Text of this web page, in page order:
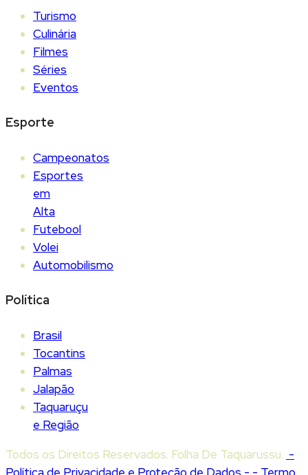
Turismo
Culinária
Filmes
Séries
Eventos
Esporte
Campeonatos
Esportes
em
Alta
Futebool
Volei
Automobilismo
Política
Brasil
Tocantins
Palmas
Jalapão
Taquaruçu
e Região
Todos os Direitos Reservados. Folha De Taquarussu. -